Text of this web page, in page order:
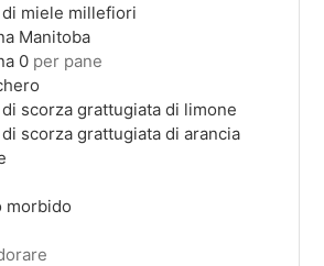
di miele millefiori
Manitoba
0 per pane
di scorza grattugiata di limone
di scorza grattugiata di arancia
morbido